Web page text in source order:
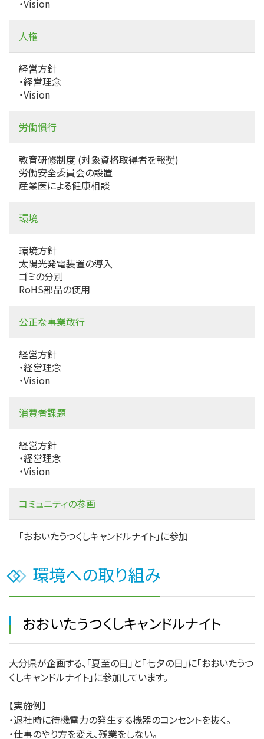
・Vision
人権
経営方針
・経営理念
・Vision
労働慣行
教育研修制度 (対象資格取得者を報奨)
労働安全委員会の設置
産業医による健康相談
環境
環境方針
太陽光発電装置の導入
ゴミの分別
RoHS部品の使用
公正な事業敢行
経営方針
・経営理念
・Vision
消費者課題
経営方針
・経営理念
・Vision
コミュニティの参画
「おおいたうつくしキャンドルナイト」に参加
環境への取り組み
おおいたうつくしキャンドルナイト
大分県が企画する、「夏至の日」と「七夕の日」に「おおいたうつ
くしキャンドルナイト」に参加しています。
【実施例】
・退社時に待機電力の発生する機器のコンセントを抜く。
・仕事のやり方を変え、残業をしない。